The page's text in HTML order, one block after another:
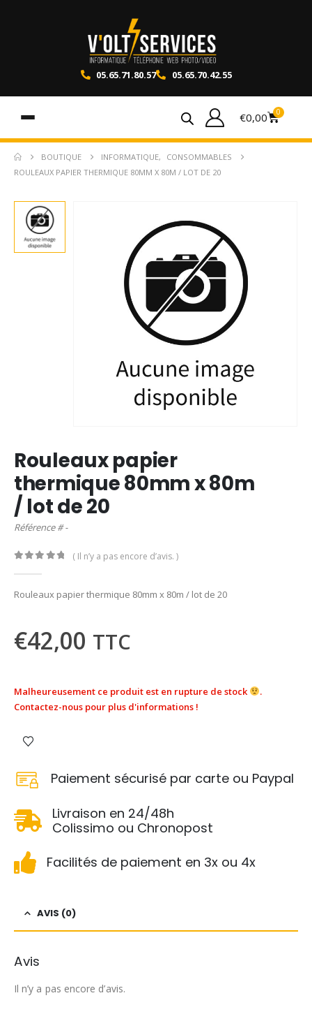
05.65.71.80.57 05.65.70.42.55
€0,00 0
BOUTIQUE INFORMATIQUE,
CONSOMMABLES
ROULEAUX PAPIER THERMIQUE 80MM X 80M / LOT DE 20
Rouleaux papier
thermique 80mm x 80m
/ lot de 20
Référence # -
( Il n’y a pas encore d’avis. )
Rouleaux papier thermique 80mm x 80m / lot de 20
€42,00 TTC
Malheureusement ce produit est en rupture de stock
.
Contactez-nous pour plus d'informations !
Paiement sécurisé par carte ou Paypal
Livraison en 24/48h
Colissimo ou Chronopost
Facilités de paiement en 3x ou 4x
AVIS (0)
Avis
Il n’y a pas encore d’avis.